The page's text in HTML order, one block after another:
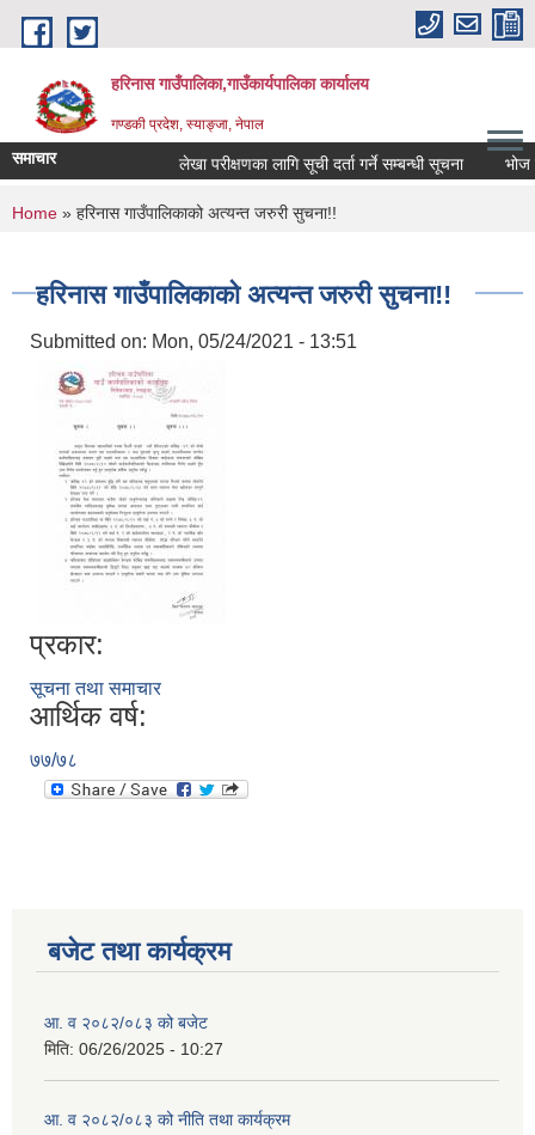
Skip to main content
हरिनास गाउँपालिका,गाउँकार्यपालिका कार्यालय
गण्डकी प्रदेश, स्याङ्जा, नेपाल
समाचार लेखा परीक्षणका लागि सूची दर्ता गर्ने सम्बन्धी सूचना भोज
You are here
Home » हरिनास गाउँपालिकाको अत्यन्त जरुरी सुचना!!
हरिनास गाउँपालिकाको अत्यन्त जरुरी सुचना!!
Submitted on: Mon, 05/24/2021 - 13:51
प्रकार:
सूचना तथा समाचार
आर्थिक वर्ष:
७७/७८
बजेट तथा कार्यक्रम
आ. व २०८२/०८३ को बजेट
मिति: 06/26/2025 - 10:27
आ. व २०८२/०८३ को नीति तथा कार्यक्रम